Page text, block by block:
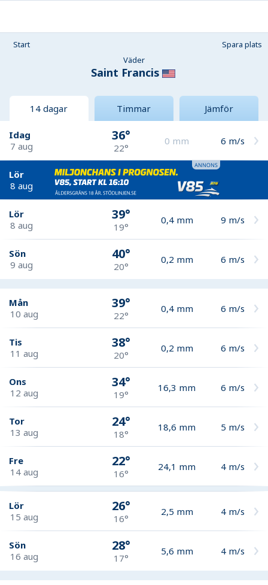
Start
Spara plats
Väder
Saint Francis
14 dagar Timmar Jämför
Idag
7 aug
36°
22°
0 mm 6 m/s
Lör
8 aug
Lör
8 aug
39°
19°
0,4 mm 9 m/s
Sön
9 aug
40°
20°
0,2 mm 6 m/s
Mån
10 aug
39°
22°
0,4 mm 6 m/s
Tis
11 aug
38°
20°
0,2 mm 6 m/s
Ons
12 aug
34°
19°
16,3 mm 6 m/s
Tor
13 aug
24°
18°
18,6 mm 5 m/s
Fre
14 aug
22°
16°
24,1 mm 4 m/s
Lör
15 aug
26°
16°
2,5 mm 4 m/s
Sön
16 aug
28°
17°
5,6 mm 4 m/s